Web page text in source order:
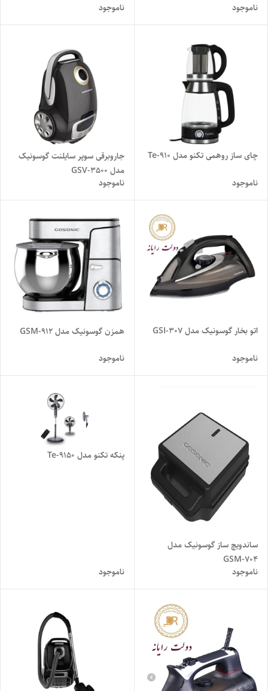
ناموجود
ناموجود
چای ساز روهمی تکنو مدل Te-910
ناموجود
جاروبرقی سوپر سایلنت گوسونیک
مدل GSV-3500
ناموجود
اتو بخار گوسونیک مدل GSI-307
ناموجود
همزن گوسونیک مدل GSM-912
ناموجود
ساندویچ ساز گوسونیک مدل
GSM-704
ناموجود
پنکه تکنو مدل Te-9150
ناموجود